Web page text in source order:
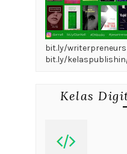
bit.ly/
bit.ly/
Kelas